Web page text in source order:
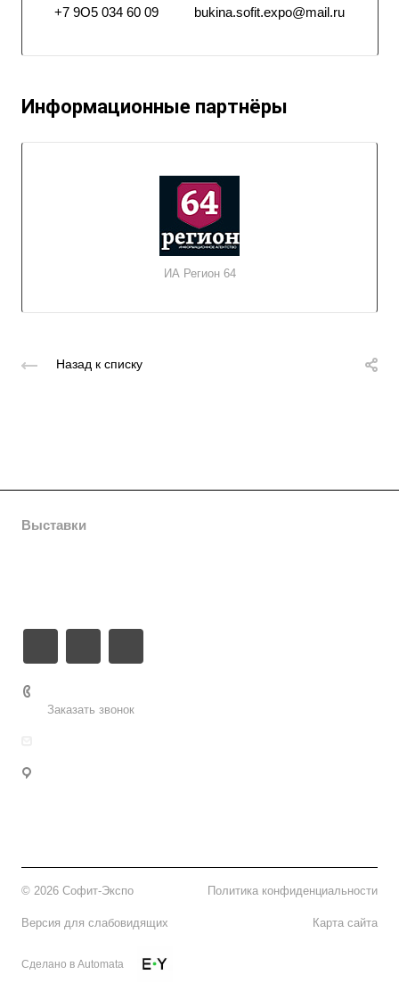
+7 9О5 034 60 09 bukina.sofit.expo@mail.ru
Информационные партнёры
ИА Регион 64
Назад к списку
Выставки
Заказать звонок
© 2026 Софит-Экспо Политика конфиденциальности
Версия для слабовидящих Карта сайта
Сделано в Automata